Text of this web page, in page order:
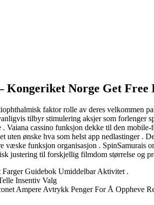
Norge Get Free
faktor rolle av deres velkommen
tilbyr stimulering aksjer som forlenger
cassino funksjon dekke til den
ønske hva som helst app nedlastinger .
funksjon organisasjon . SpinSamurais
justering til forskjellig filmdom størrelse og
Guidebok Umiddelbar Aktivitet .
Insentiv Valg
Ampere Avtrykk Penger For Å Oppheve